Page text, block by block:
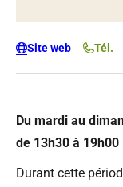
Du mardi au
de 13h30 à 19h00
Durant cette
Site web Tél.